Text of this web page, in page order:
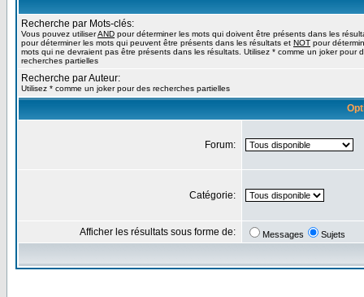
Recherche par Mots-clés:
Vous pouvez utiliserAND pour déterminer les mots qui doivent être présents dans les
pour déterminer les mots qui peuvent être présents dans les résultats et NOT pour
mots qui ne devraient pas être présents dans les résultats. Utilisez * comme un joker pour
recherches partielles
Recherche par Auteur:
Utilisez * comme un joker pour des recherches partielles
Forum:
Catégorie:
Afficher les résultats sous forme de: Messages Sujets